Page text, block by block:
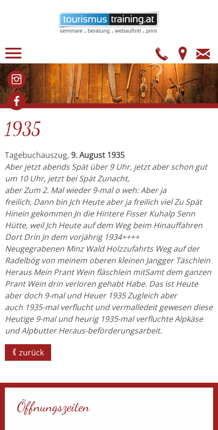
Bilder
Facebook
1935
Tagebuchauszug, 9. August 1935
Aber jetzt abends Spät über 9 Uhr, jetzt aber schon gut
um 10 Uhr, jetztbei Spät Zunacht,
aber Zum 2. Mal wieder 9-mal o weh: Aber ja
freilich, Dann bin Jch Heute aber ja freilich viel Zu Spät
Hinein gekommen Jn dieHintere Fisser Kuhalp Senn
Hütte, weil Jch Heute auf dem Weg beim Hinauffahren
Dort Drin Jn dem vorjährig 1934++++
Neugegrabenen Minz Wald Holzzufahrts Weg auf der
Radelbög von meinem oberen kleinen Jangger Täschlein
Heraus Mein Prant Wein fläschlein mitSamt demganzen
Prant Wein drin verloren gehabt Habe. Das ist Heute
aber doch 9-mal und Heuer 1935 Zugleich aber
auch 1935-mal verflucht und vermalledeit gewesen diese
Heutige 9-malund heurig 1935-mal verfluchte Alpkäse
und AlpbutterHeraus-beförderungsarbeit.
zurück
Öffnungszeiten